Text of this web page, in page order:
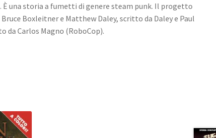
una storia a fumetti di genere steam punk. Il progetto
Boxleitner e Matthew Daley, scritto da Daley e Paul
da Carlos Magno (RoboCop).